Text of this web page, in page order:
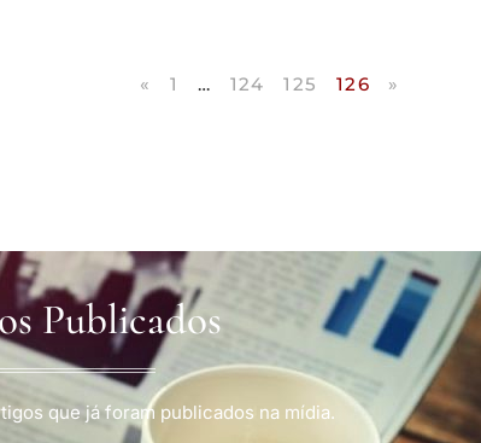
« 1 … 124 125 126 »
Publicados
que já foram publicados na mídia.